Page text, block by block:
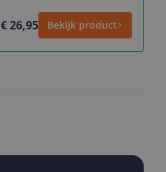
€ 26,95 Bekijk product